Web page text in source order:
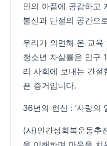
인의 아픔에 공감하고
불신과 단절의 공간으
우리가 외면해 온 교
청소년 자살률은 인구
리 사회에 보내는 간
픈 증거입니다.
36년의 헌신 : ‘사랑의
(사)인간성회복운동추